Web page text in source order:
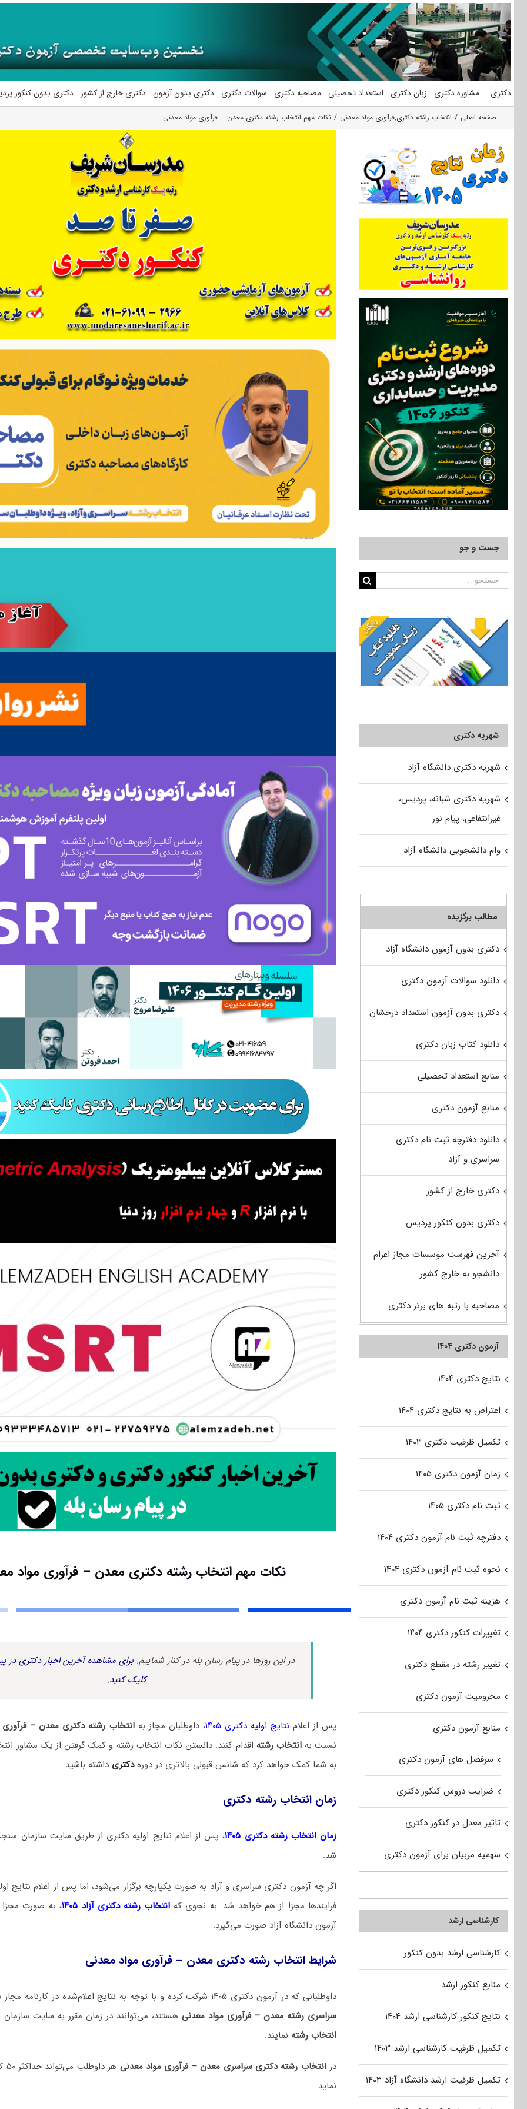
محتوا
دکتری مشاوره دکتری زبان دکتری استعداد تحصیلی مصاحبه دکتری سوالات دکتری دکتری بدون آزمون دکتری خارج از کشور دکتری بدون کنکور
صفحه اصلی انتخاب رشته دکتری,فرآوری مواد معدنی نکات مهم انتخاب رشته دکتری معدن – فرآوری مواد معدنی
نکات مهم انتخاب رشته دکتری معدن – فرآوری مواد
در این روزها در پیام رسان بله در کنار شماییم. برای مشاهده آخرین اخبار دکتری در
کلیک کنید.
پس از اعلام نتایج اولیه دکتری ۱۴۰۵ ، داوطلبان مجاز بهانتخاب رشته دکتری معدن –
نسبت بهانتخاب رشته اقدام کنند. دانستن نکات انتخاب رشته و کمک گرفتن از یک مشاور
به شما کمک خواهد کرد که شانس قبولی بالاتری در دورهدکتری داشته باشید.
زمان انتخاب رشته دکتری
زمان انتخاب رشته دکتری ۱۴۰۵
، پس از اعلام نتایج اولیه دکتری از طریق سایت سازمان
شد.
اگر چه آزمون دکتری سراسری و آزاد به صورت یکپارچه برگزار می‌شود، اما پس از اعلام نتایج
فرایندها مجزا از هم خواهد شد. به نحوی که انتخاب رشته دکتری آزاد ۱۴۰۵
، به صورت
آزمون دانشگاه آزاد صورت می‌گیرد.
شرایط انتخاب رشته دکتری معدن – فرآوری مواد معدنی
داوطلبانی که در آزمون دکتری ۱۴۰۵ شرکت کرده و با توجه به نتایج اعلام‌شده در کارنامه مجاز به
سراسری رشته معدن – فرآوری مواد معدنیهستند، می‌توانند در زمان مقرر به سایت
انتخاب رشته نمایند.
درانتخاب رشته دکتری سراسری معدن – فرآوری مواد معدنی
نماید.
جست و جو
جستجو
شهریه دکتری
شهریه دکتری دانشگاه آزاد
شهریه دکتری شبانه، پردیس،
غیرانتفاعی، پیام نور
وام دانشجویی دانشگاه آزاد
مطالب برگزیده
دکتری بدون آزمون دانشگاه آزاد
دانلود سوالات آزمون دکتری
دکتری بدون آزمون استعداد درخشان
دانلود کتاب زبان دکتری
منابع استعداد تحصیلی
منابع آزمون دکتری
دانلود دفترچه ثبت نام دکتری
سراسری و آزاد
دکتری خارج از کشور
دکتری بدون کنکور پردیس
آخرین فهرست موسسات مجاز اعزام
دانشجو به خارج کشور
مصاحبه با رتبه های برتر دکتری
آزمون دکتری ۱۴۰۴
نتایج دکتری ۱۴۰۴
اعتراض به نتایج دکتری ۱۴۰۴
تکمیل ظرفیت دکتری ۱۴۰۳
زمان آزمون دکتری ۱۴۰۵
ثبت نام دکتری ۱۴۰۵
دفترچه ثبت نام آزمون دکتری ۱۴۰۴
نحوه ثبت نام آزمون دکتری ۱۴۰۴
هزینه ثبت نام آزمون دکتری
تغییرات کنکور دکتری ۱۴۰۴
تغییر رشته در مقطع دکتری
محرومیت آزمون دکتری
منابع آزمون دکتری
سرفصل های آزمون دکتری
ضرایب دروس کنکور دکتری
تاثیر معدل در کنکور دکتری
سهمیه مربیان برای آزمون دکتری
کارشناسی ارشد
کارشناسی ارشد بدون کنکور
منابع کنکور ارشد
نتایج کنکور کارشناسی ارشد ۱۴۰۴
تکمیل ظرفیت کارشناسی ارشد ۱۴۰۳
تکمیل ظرفیت ارشد دانشگاه آزاد ۱۴۰۳